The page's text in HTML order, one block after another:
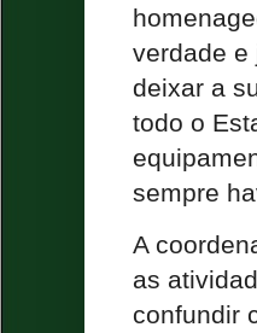
verdade e
deixar a
todo o
sempre
A
as
confundir